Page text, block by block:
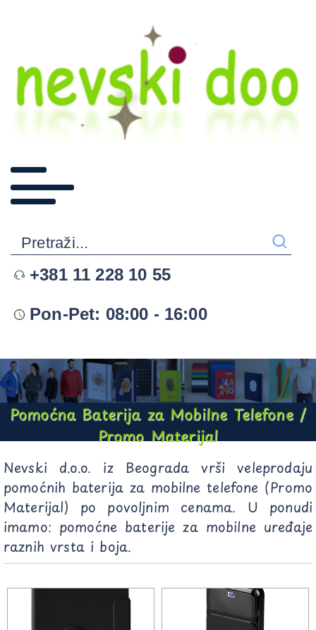
+381 11 228 10 55
Pon-Pet: 08:00 - 16:00
Pomoćna Baterija za Mobilne Telefone /
Promo Materijal
Nevski d.o.o. iz Beograda vrši veleprodaju
pomoćnih baterija za mobilne telefone (Promo
Materijal) po povoljnim cenama. U ponudi
imamo: pomoćne baterije za mobilne uređaje
raznih vrsta i boja.